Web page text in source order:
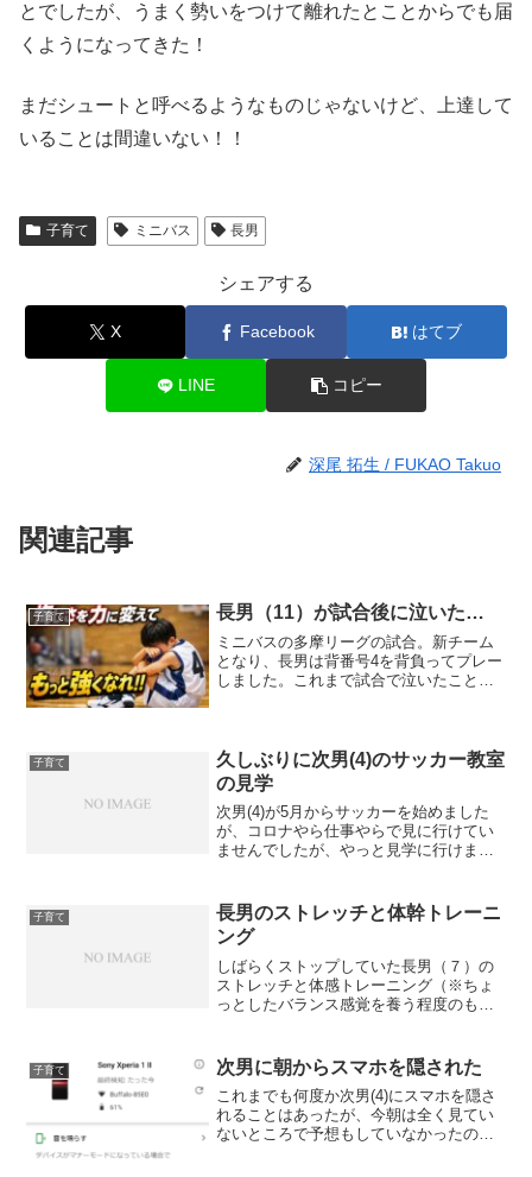
とでしたが、うまく勢いをつけて離れたとことからでも届
くようになってきた！
まだシュートと呼べるようなものじゃないけど、上達して
いることは間違いない！！
子育て ミニバス 長男
シェアする
X Facebook はてブ
LINE コピー
深尾 拓生 / FUKAO Takuo
関連記事
子育て 長男（11）が試合後に泣いた…
ミニバスの多摩リーグの試合。新チーム
となり、長男は背番号4を背負ってプレー
しました。これまで試合で泣いたことは
が、涙が止まらなかったと...
子育て
久しぶりに次男(4)のサッカー教室
の見学
次男(4)が5月からサッカーを始めました
が、コロナやら仕事やらで見に行けてい
ませんでしたが、やっと見学に行けまし
た！！
子育て
長男のストレッチと体幹トレーニ
ング
しばらくストップしていた長男（７）の
ストレッチと体感トレーニング（※ちょ
っとしたバランス感覚を養う程度のも
なって柔軟性やバランス感覚がよくなっ
てきているのではないかと思...
子育て 次男に朝からスマホを隠された
これまでも何度か次男(4)にスマホを隠さ
れることはあったが、今朝は全く見てい
ないところで予想もしていなかったの